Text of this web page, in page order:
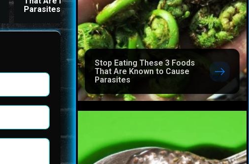
Parasites
Before Bed
Stop Eating These 3 Foods
That Are Known to Cause
Parasites